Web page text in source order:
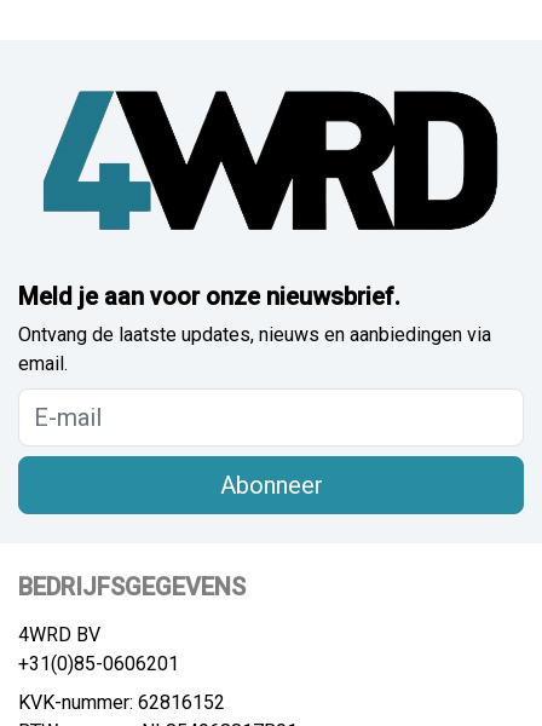
Meld je aan voor onze nieuwsbrief.
Ontvang de laatste updates, nieuws en aanbiedingen via
email.
Abonneer
BEDRIJFSGEGEVENS
4WRD BV
+31(0)85-0606201
KVK-nummer: 62816152